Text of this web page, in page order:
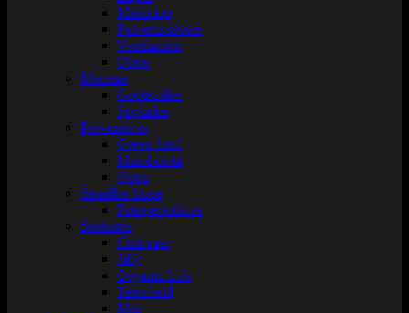
Medicion
Pulverizadores
Ventilación
Otros
Macetas
Geotextiles
Sopladas
Preventivos
Green Leaf
Mamboretá
Otros
Semillas Inase
Fotoperiodicas
Sustratos
Cultivate
Jiffy
Organic Life
Terrafertil
Mas